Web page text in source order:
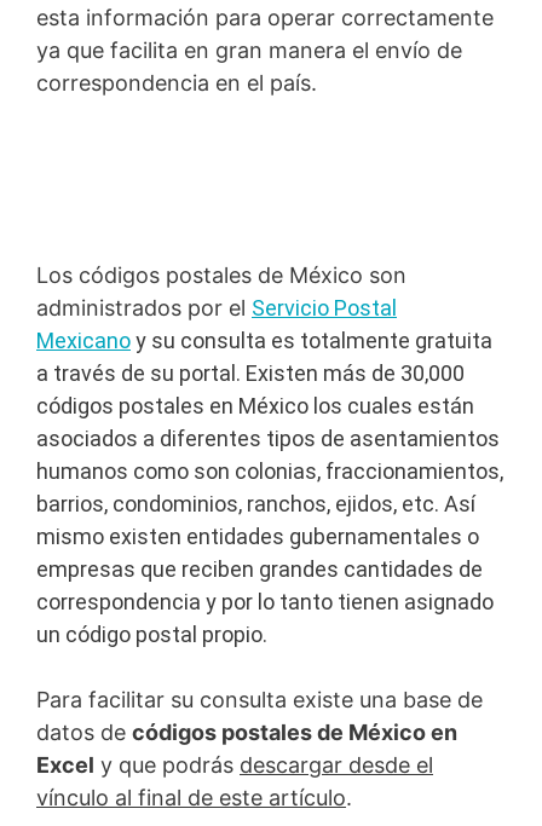
esta información para operar correctamente
ya que facilita en gran manera el envío de
correspondencia en el país.
Los códigos postales de México son
administrados por el Servicio Postal
Mexicanoy su consulta es totalmente gratuita
a través de su portal. Existen más de 30,000
códigos postales en México los cuales están
asociados a diferentes tipos de asentamientos
humanos como son colonias, fraccionamientos,
barrios, condominios, ranchos, ejidos, etc. Así
mismo existen entidades gubernamentales o
empresas que reciben grandes cantidades de
correspondencia y por lo tanto tienen asignado
un código postal propio.
Para facilitar su consulta existe una base de
datos de códigos postales de México en
Excel y que podrás descargar desde el
vínculo al final de este artículo.